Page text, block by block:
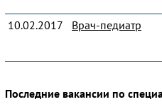
10.02.2017 Врач-педиатр
Последние вакансии по